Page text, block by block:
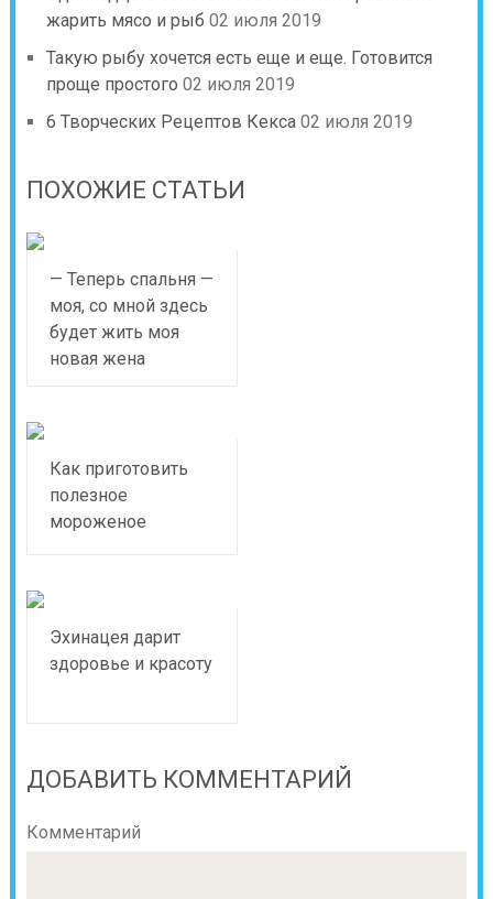
жарить мясо и рыб 02 июля 2019
Такую рыбу хочется есть еще и еще. Готовится
проще простого 02 июля 2019
6 Творческих Рецептов Кекса 02 июля 2019
ПОХОЖИЕ СТАТЬИ
— Теперь спальня —
моя, со мной здесь
будет жить моя
новая жена
Как приготовить
полезное
мороженое
Эхинацея дарит
здоровье и красоту
ДОБАВИТЬ КОММЕНТАРИЙ
Комментарий